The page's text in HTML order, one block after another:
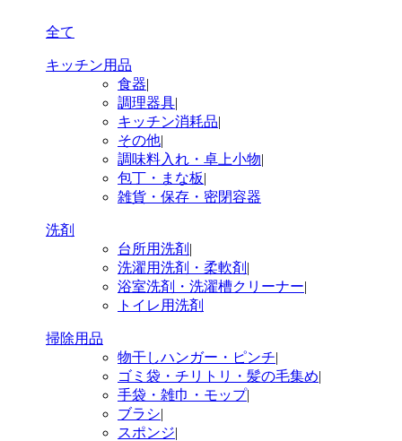
全て
キッチン用品
食器|
調理器具|
キッチン消耗品|
その他|
調味料入れ・卓上小物|
包丁・まな板|
雑貨・保存・密閉容器
洗剤
台所用洗剤 |
洗濯用洗剤・柔軟剤 |
浴室洗剤・洗濯槽クリーナー|
トイレ用洗剤
掃除用品
物干しハンガー・ピンチ|
ゴミ袋・チリトリ・髪の毛集め|
手袋・雑巾・モップ|
ブラシ|
スポンジ|